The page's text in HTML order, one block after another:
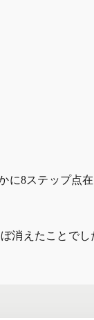
8ステップ点
消えたことでし